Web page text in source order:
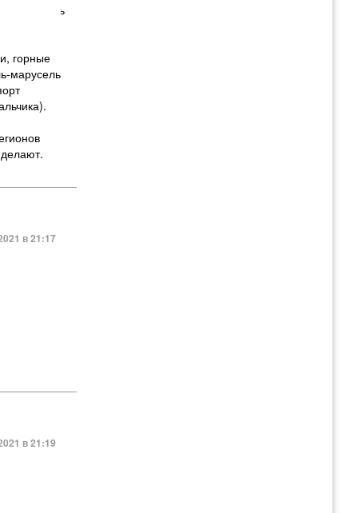
утра.
есть
горные
марусель
в 21:17
в 21:19